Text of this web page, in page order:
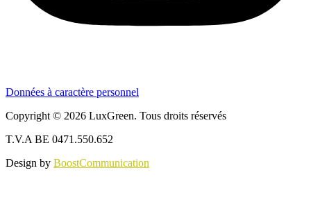
Données à caractère personnel
Copyright © 2026 LuxGreen. Tous droits réservés
T.V.A BE 0471.550.652
Design by BoostCommunication